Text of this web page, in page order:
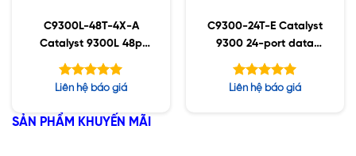
C9300L-48T-4X-A
Catalyst 9300L 48p
data, Network
Advantage ,4x10G
Uplink
Được xếp
5 sao
Liên hệ báo giá
C9300-24T-E Catalyst
9300 24-port data
only, Network
Essentials
Được xếp
Liên hệ báo giá
SẢN PHẨM KHUYẾN MÃI